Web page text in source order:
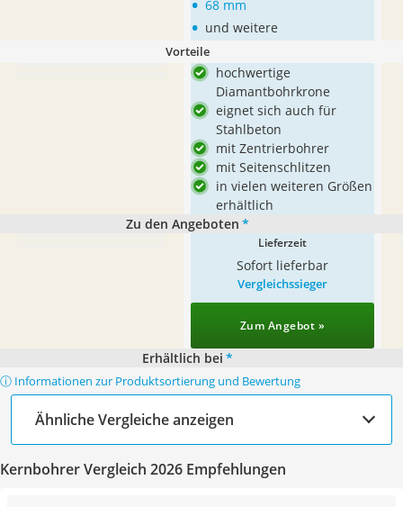
68 mm
• und weitere
Vorteile
hochwertige
Diamantbohrkrone
eignet sich auch für
Stahlbeton
mit Zentrierbohrer
mit Seitenschlitzen
in vielen weiteren Größen
erhältlich
Zu den Angeboten *
Lieferzeit
Sofort lieferbar
Vergleichssieger
Zum Angebot »
Erhältlich bei *
ⓘ Informationen zur Produktsortierung und Bewertung
Ähnliche Vergleiche anzeigen
Kernbohrer Vergleich 2026 Empfehlungen